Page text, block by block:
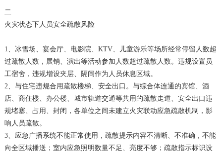
二
火灾状态下人员安全疏散风险
1、冰雪场、宴会厅、电影院、KTV、儿童游乐等场所经常停留人数超
过疏散人数，展销、演出等活动参加人数超过疏散人数。违规设置员
工宿舍，违规增设夹层、隔间作为人员休息区域。
2、与住宅违规合用疏散楼梯、安全出口。与综合体连通的宾馆、酒
店、商住楼、办公楼、城市轨道交通等共用的疏散走道、安全出口违
规堵塞、占用、封闭，各单位之间未建立火灾联动应急疏散机制，影
响人员疏散。
3、应急广播系统不能正常使用，疏散提示内容不清晰、不准确，不能
向全区域播送；室内应急照明数量不足、亮度不够；疏散指示标识设